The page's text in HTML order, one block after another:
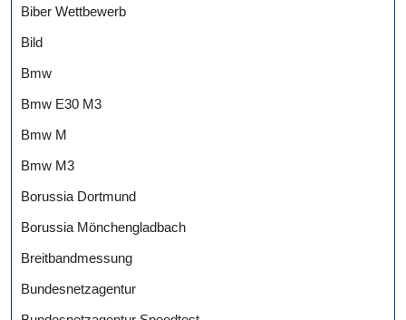
Biber Wettbewerb
Bild
Bmw
Bmw E30 M3
Bmw M
Bmw M3
Borussia Dortmund
Borussia Mönchengladbach
Breitbandmessung
Bundesnetzagentur